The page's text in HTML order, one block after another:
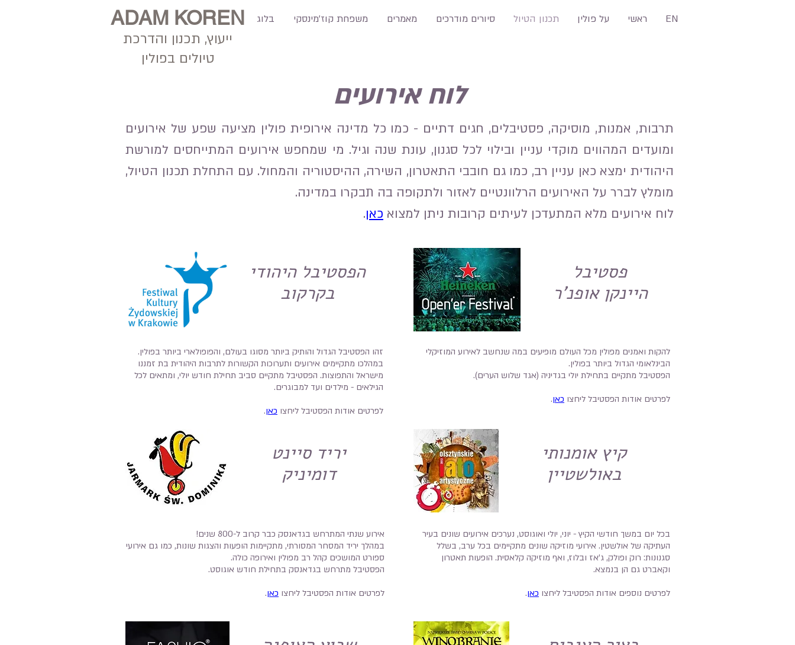
ADAM KOREN
ייעוץ, תכנון והדרכת
טיולים בפולין
בלוג משפחת קוז'מינסקי מאמרים סיורים מודרכים תכנון הטיול על פולין ראשי EN
לוח אירועים
תרבות, אמנות, מוסיקה, פסטיבלים, חגים דתיים - כמו כל מדינה אירופית פולין מציעה שפע של אירועים
ומועדים המהווים מוקדי עניין ובילוי לכל סגנון, עונת שנה וגיל. מי שמחפש אירועים המתייחסים למורשת
היהודית ימצא כאן עניין רב, כמו גם חובבי התאטרון, השירה, ההיסטוריה והמחול. עם התחלת תכנון הטיול,
מומלץ לברר על האירועים הרלוונטיים לאזור ולתקופה בה תבקרו במדינה.
לוח אירועים מלא המתעדכן לעיתים קרובות ניתן למצוא כאן.
הפסטיבל היהודי
בקרקוב
זהו הפסטיבל הגדול והותיק ביותר מסוגו בעולם, והפופולארי ביותר בפולין.
במהלכו מתקיימים אירועים ותערוכות הקשורות לתרבות היהודית בת זמננו
מישראל והתפוצות. הפסטיבל מתקיים סביב תחילת חודש יולי, ומתאים לכל
הגילאים - מילדים ועד למבוגרים.
לפרטים אודות הפסטיבל ליחצו כאן.
יריד סיינט
דומיניק
אירוע שנתי המתרחש בגדאנסק כבר קרוב ל-800 שנים!
במהלך יריד המסחר המסורתי, מתקיימות הופעות והצגות שונות, כמו גם אירועי
ספורט המושכים קהל רב מפולין ואירופה כולה.
הפסטיבל מתרחש בגדאנסק בתחילת חודש אוגוסט.
לפרטים אודות הפסטיבל ליחצו כאן.
פסטיבל
היינקן אופנ'ר
להקות ואמנים מפולין מכל העולם מופיעים במה שנחשב לאירוע המוזיקלי
הבינלאומי הגדול ביותר בפולין.
הפסטיבל מתקיים בתחילת יולי בגדיניה (אגד שלוש הערים).
לפרטים אודות הפסטיבל ליחצו כאן.
קיץ אומנותי
באולשטיין
בכל יום במשך חודשי הקיץ - יוני, יולי ואוגוסט, נערכים אירועים שונים בעיר
העתיקה של אולשטין. אירועי מוזיקה שונים מתקיימים בכל ערב, בשלל
סגנונות: רוק ופולק, ג'אז ובלוז, ואף מוזיקה קלאסית. הופעות תאטרון
וקאברט גם הן בנמצא.
לפרטים נוספים אודות הפסטיבל ליחצו כאן.